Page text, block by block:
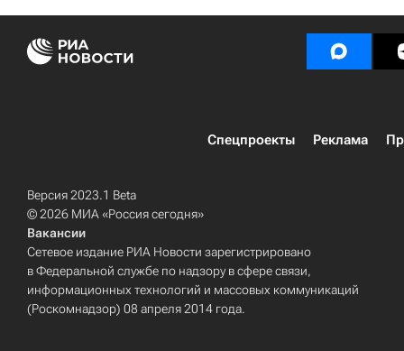
Спецпроекты
Реклама
Версия 2023.1 Beta
© 2026 МИА «Россия сегодня»
Вакансии
Сетевое издание РИА Новости зарегистрировано
в Федеральной службе по надзору в сфере связи,
информационных технологий и массовых коммуникаций
(Роскомнадзор) 08 апреля 2014 года.